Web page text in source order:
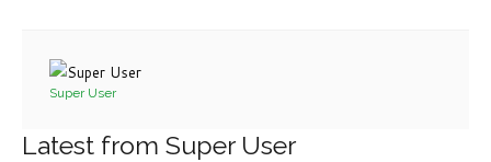
Super User
Latest from Super User